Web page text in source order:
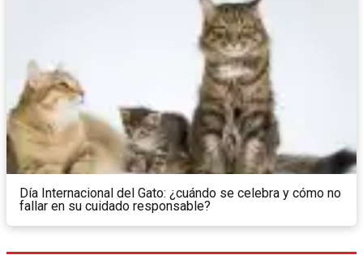
Día Internacional del Gato: ¿cuándo se celebra y cómo no
fallar en su cuidado responsable?